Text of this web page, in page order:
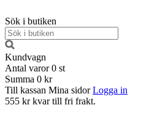
Sök i butiken
Kundvagn
Antal varor 0 st
Summa 0 kr
Till kassan Mina sidor Logga in
555 kr kvar till fri frakt.